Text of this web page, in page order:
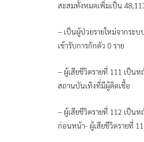
สะสมทั้งหมดเพิ่มเป็น
– เป็นผู้ป่วยรายใหม่จากระบ
เข้ารับการกักตัว 0 ราย
– ผู้เสียชีวิตรายที่ 111 เป็น
สถานบันเทิงที่มีผู้ติดเชื้อ
– ผู้เสียชีวิตรายที่ 112 เป็น
ก่อนหน้า- ผู้เสียชีวิตรายที่